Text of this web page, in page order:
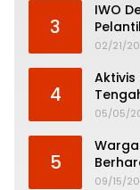
3
IWO
02/21/
4
Aktivis
Tinggi
05/05/
5
Banjir
09/15/